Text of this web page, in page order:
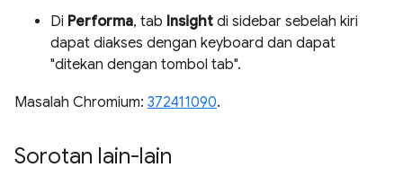
Di Performa, tab Insight di sidebar sebelah kiri
dapat diakses dengan keyboard dan dapat
"ditekan dengan tombol tab".
Masalah Chromium: 372411090.
Sorotan lain-lain